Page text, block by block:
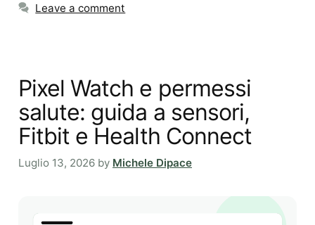
Leave a comment
Pixel Watch e permessi
salute: guida a sensori,
Fitbit e Health Connect
Luglio 13, 2026 by Michele Dipace